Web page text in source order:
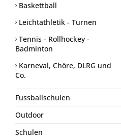
Baskettball
Leichtathletik - Turnen
Tennis - Rollhockey -
Badminton
Karneval, Chöre, DLRG und
Co.
Fussballschulen
Outdoor
Schulen